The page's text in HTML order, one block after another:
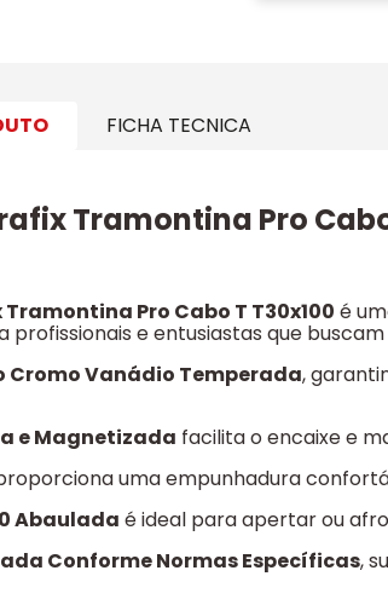
FICHA TECNICA
Tramontina Pro
Pro Cabo T T30x100 é
profissionais e entusiastas que
Cromo Vanádio Temperada,
e Magnetizada facilita o encaixe e
uma empunhadura
Abaulada é ideal para apertar ou
Conforme Normas Específicas,